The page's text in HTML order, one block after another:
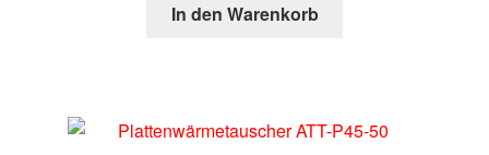
In den Warenkorb